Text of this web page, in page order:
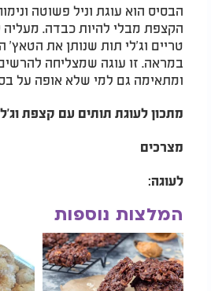
הבסיס הוא עוגת וניל פשוטה
הקצפת מבלי להיות כבדה. מעליה
טריים וג’לי תות שנותן את
במראה. זו עוגה שמצליחה
ומתאימה גם למי שלא אופה על
מתכון לעוגת תותים עם קצפת
מצרכים
לעוגה:
המלצות נוספות